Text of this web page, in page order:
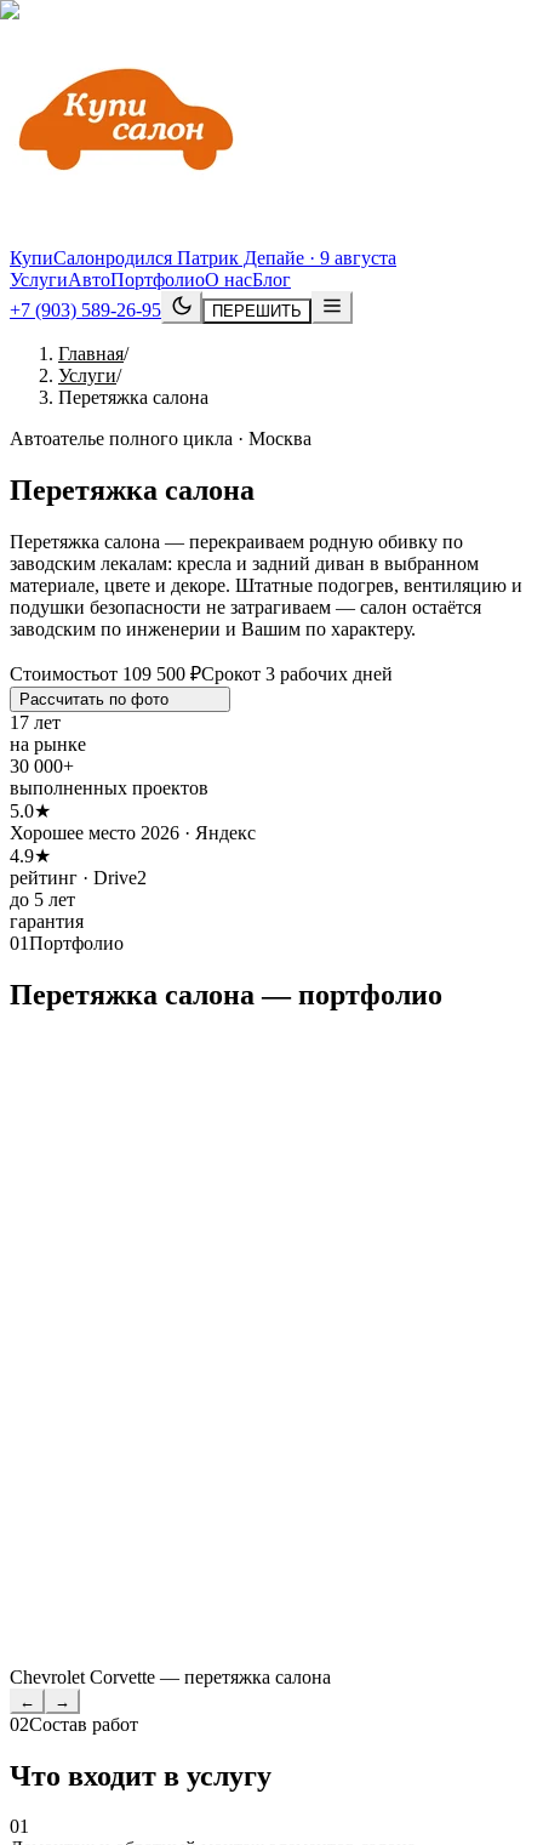
КупиСалонродился Патрик Депайе · 9 августа
УслугиАвтоПортфолиоО насБлог
+7 (903) 589-26-95
ПЕРЕШИТЬ
Главная/
Услуги/
Перетяжка салона
Автоателье полного цикла · Москва
Перетяжка салона
Перетяжка салона — перекраиваем родную обивку по
заводским лекалам: кресла и задний диван в выбранном
материале, цвете и декоре. Штатные подогрев, вентиляцию и
подушки безопасности не затрагиваем — салон остаётся
заводским по инженерии и Вашим по характеру.
Стоимостьот 109 500 ₽Срокот 3 рабочих дней
Рассчитать по фото
17 лет
на рынке
30 000+
выполненных проектов
5.0★
Хорошее место 2026 · Яндекс
4.9★
рейтинг · Drive2
до 5 лет
гарантия
01Портфолио
Перетяжка салона — портфолио
Chevrolet Corvette — перетяжка салона
← →
02Состав работ
Что входит в услугу
01